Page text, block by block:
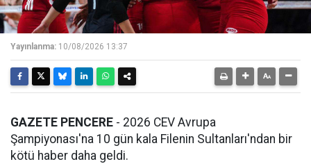
Yayınlanma: 10/08/2026 13:37
GAZETE PENCERE - 2026 CEV Avrupa
Şampiyonası'na 10 gün kala Filenin Sultanları'ndan bir
kötü haber daha geldi.